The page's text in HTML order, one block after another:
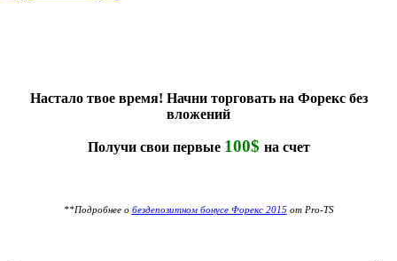
Настало твое время! Начни торговать на Форекс без
вложений
Получи свои первые 100$ на счет
**Подробнее о бездепозитном бонусе Форекс 2015 от Pro-TS